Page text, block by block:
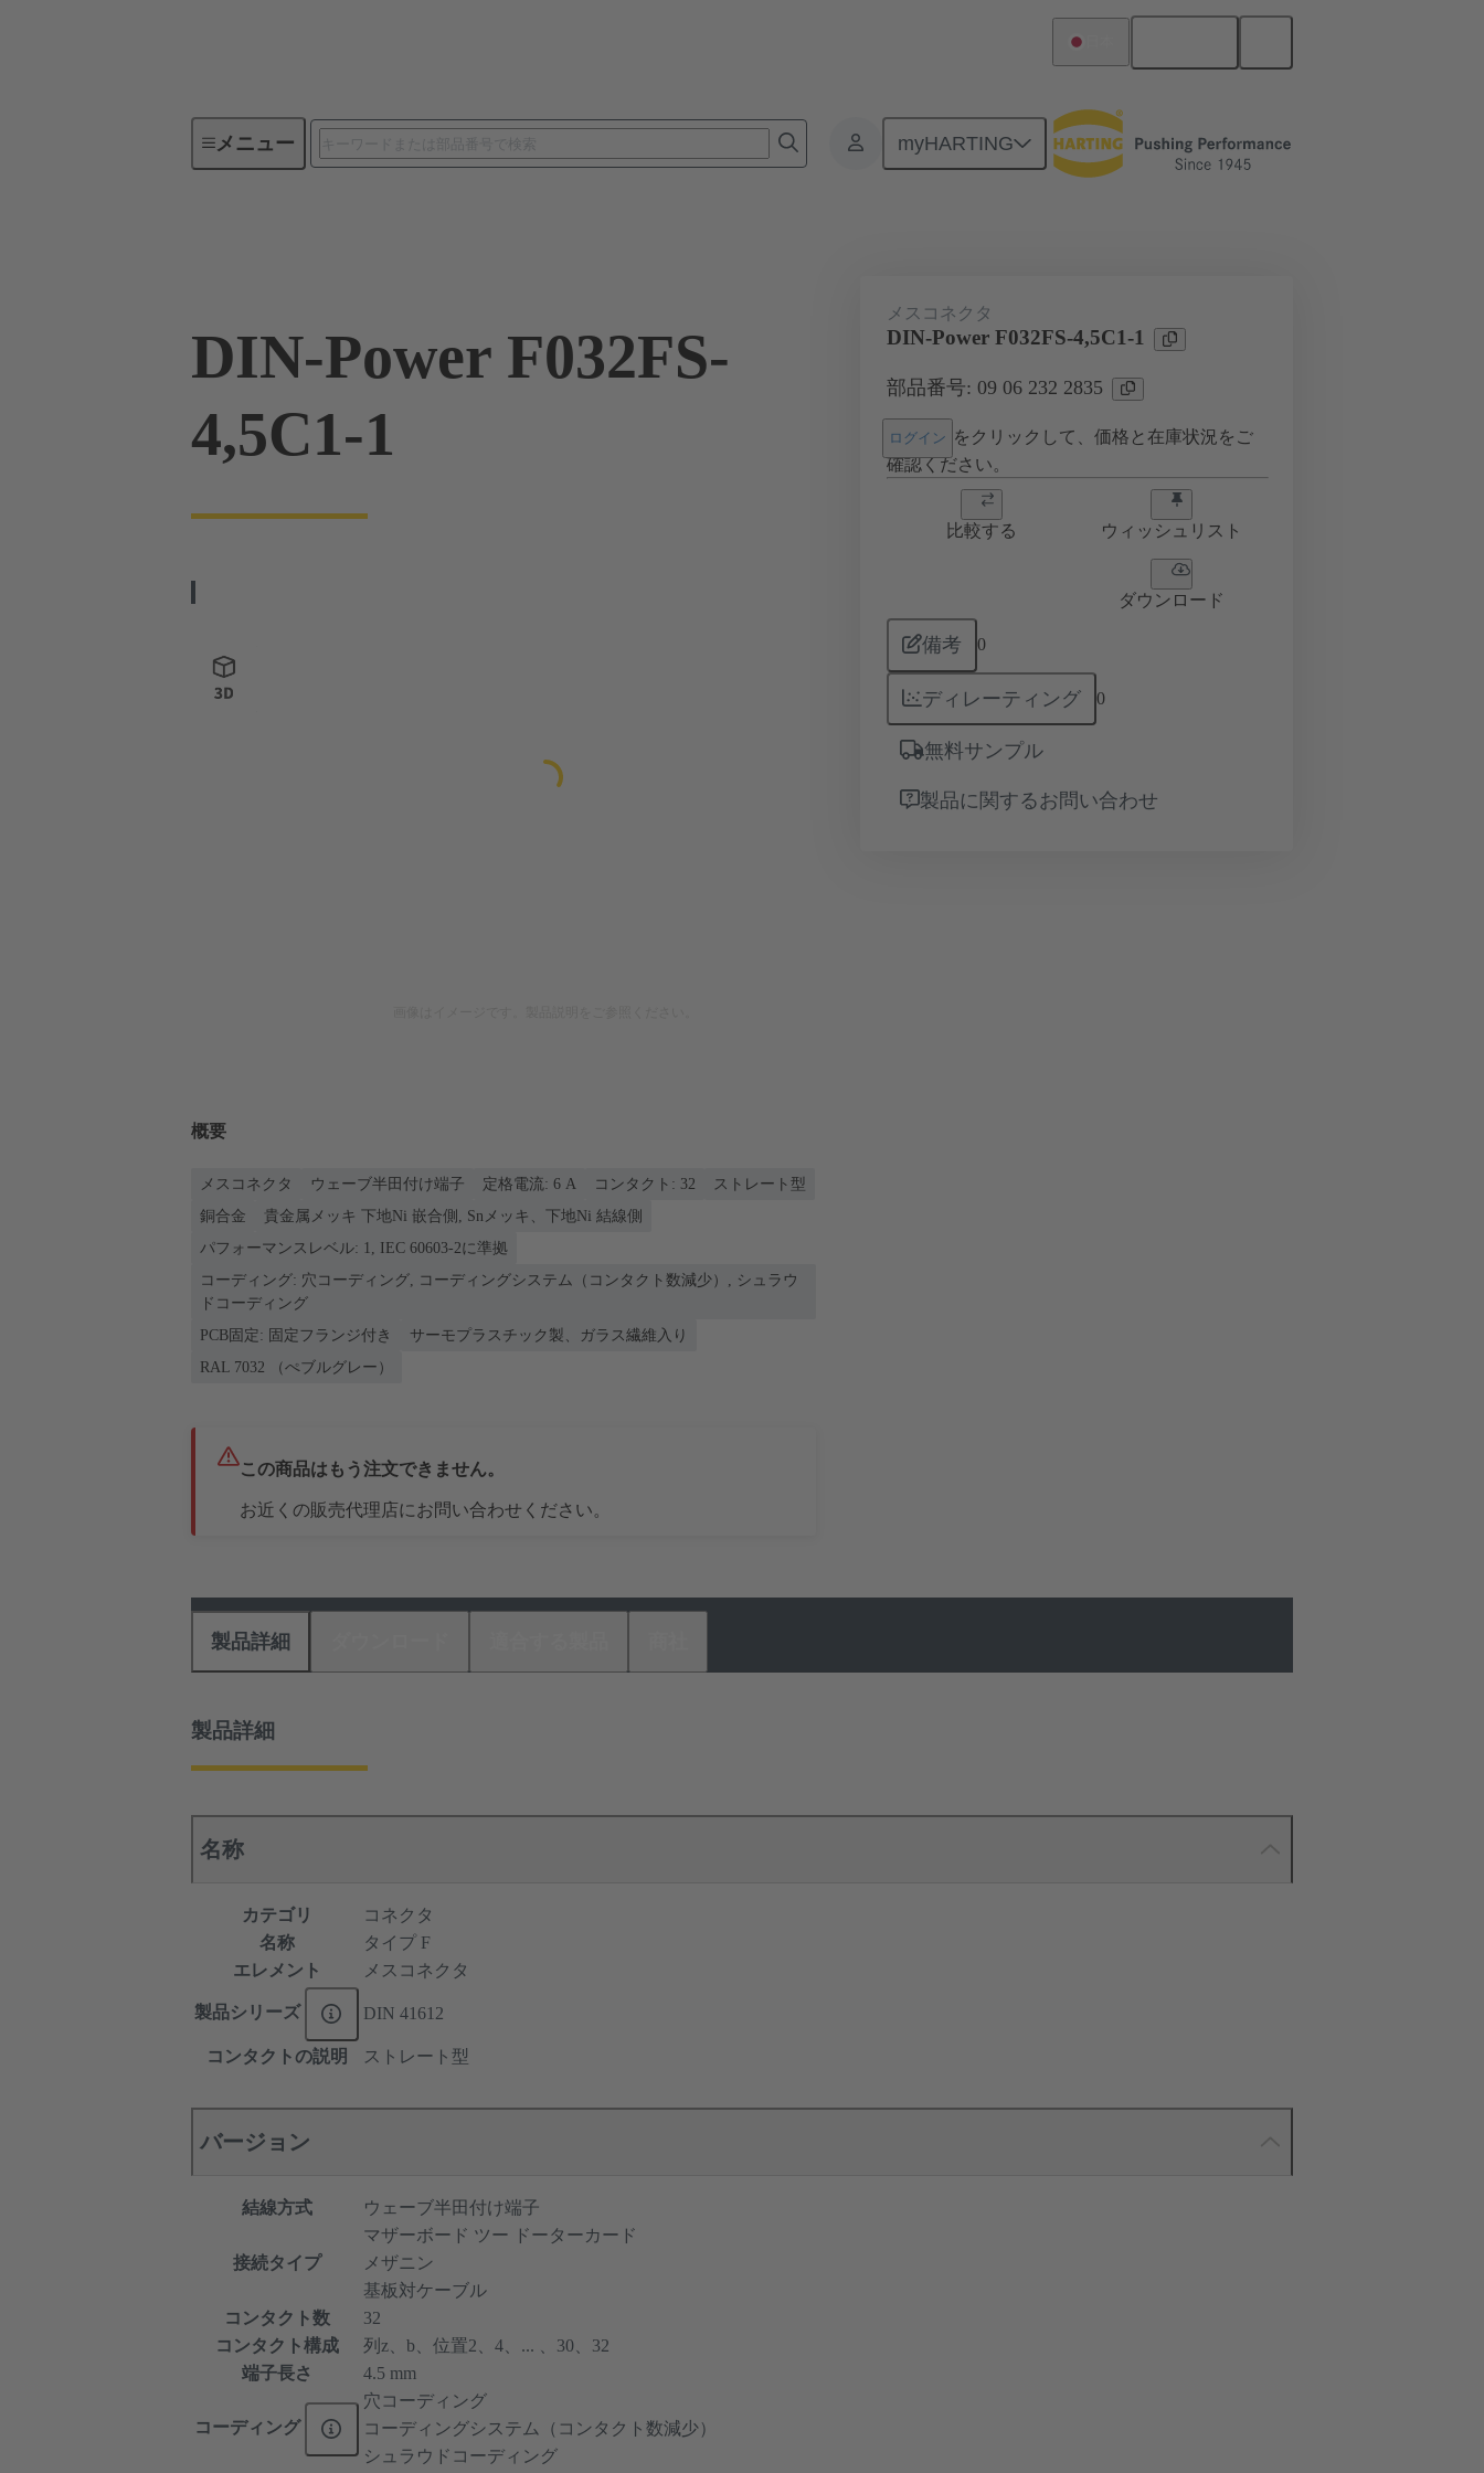
メニュー myHARTING
デバイスコネクティビティ マザーボード ツー ドーターカード接続
DIN-Power F032FS-
4,5C1-1
メスコネクタ
DIN-Power F032FS-4,5C1-1
部品番号: 09 06 232 2835
ログイン をクリックして、価格と在庫状況をご
確認ください。
比較する ウィッシュリスト
ダウンロード
備考 0
ディレーティング 0
無料サンプル
製品に関するお問い合わせ
概要
メスコネクタ ウェーブ半田付け端子 定格電流: ‌6 A コンタクト: 32
ストレート型
銅合金
貴金属メッキ 下地Ni 嵌合側, Snメッキ、下地Ni 結線側
パフォーマンスレベル: 1, IEC 60603-2に準拠
コーディング: 穴コーディング, コーディングシステム（コンタクト数減少）, シュラウ
ドコーディング
PCB固定: 固定フランジ付き
サーモプラスチック製、ガラス繊維入り
RAL 7032 （ぺブルグレー）
この商品はもう注文できません。
お近くの販売代理店にお問い合わせください。
製品詳細
製品詳細
名称
カテゴリ
コネクタ
名称
タイプ F
エレメント
メスコネクタ
製品シリーズ DIN 41612
コンタクトの説明 ストレート型
バージョン
結線方式 ウェーブ半田付け端子
接続タイプ
マザーボード ツー ドーターカード
メザニン
基板対ケーブル
コンタクト数
32
コンタクト構成
列z、b、位置2、4、... 、30、32
端子長さ
4.5 mm
コーディング
穴コーディング
コーディングシステム（コンタクト数減少）
シュラウドコーディング